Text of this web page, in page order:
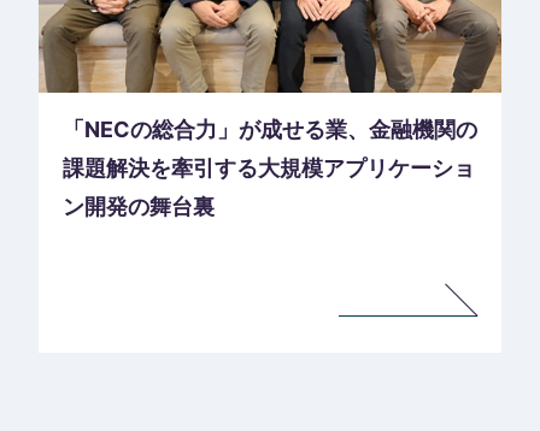
「NECの総合力」が成せる業、金融機関の
課題解決を牽引する大規模アプリケーショ
ン開発の舞台裏